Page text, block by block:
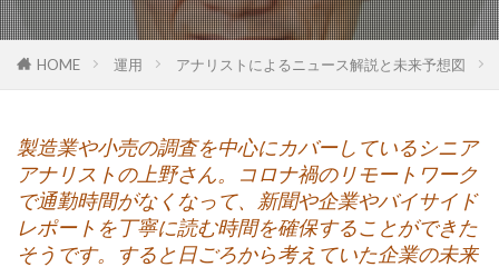
HOME 運用 アナリストによるニュース解説と未来予想図
製造業や小売の調査を中心にカバーしている シニア
アナリストの上野さん。
コロナ禍のリモートワーク
で通勤時間がなくなって、 新聞や企業やバイサイド
レポートを丁寧に読む時間を確保することができた
そうです。すると日ごろから考えていた企業の未来